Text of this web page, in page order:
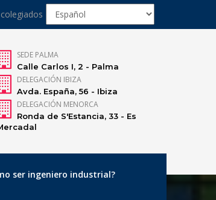
SEDE PALMA
Calle Carlos I, 2 - Palma
DELEGACIÓN IBIZA
Avda. España, 56 - Ibiza
DELEGACIÓN MENORCA
Ronda de S'Estancia, 33 - Es
ser ingeniero industrial?